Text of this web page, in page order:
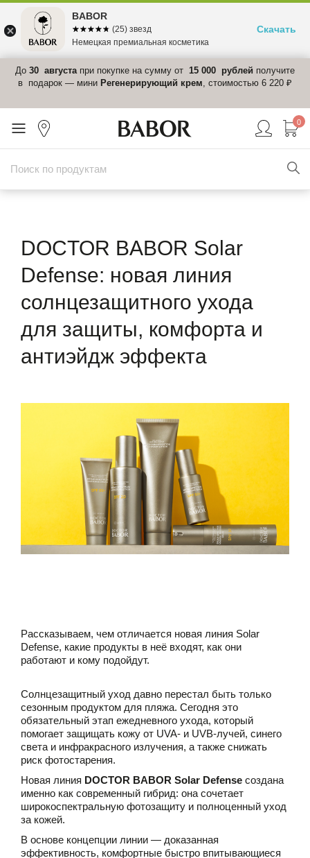
До 30 августапри покупке на сумму от 15 000 рублей получите
в подарок — мини Регенерирующий крем, стоимостью 6 220 ₽
0
DOCTOR BABOR Solar
Defense: новая линия
солнцезащитного ухода
для защиты, комфорта и
антиэйдж эффекта
Рассказываем, чем отличается новая линия Solar
Defense, какие продукты в неё входят, как они
работают и кому подойдут.
Солнцезащитный уход давно перестал быть только
сезонным продуктом для пляжа. Сегодня это
обязательный этап ежедневного ухода, который
помогает защищать кожу от UVA- и UVB-лучей, синего
света и инфракрасного излучения, а также снижать
риск фотостарения.
Новая линия DOCTOR BABOR Solar Defense создана
именно как современный гибрид: она сочетает
широкоспектральную фотозащиту и полноценный уход
за кожей.
В основе концепции линии — доказанная
эффективность, комфортные быстро впитывающиеся
BABOR
☆☆☆☆☆
★★★★★ (25) звезд
Немецкая премиальная косметика
Скачать